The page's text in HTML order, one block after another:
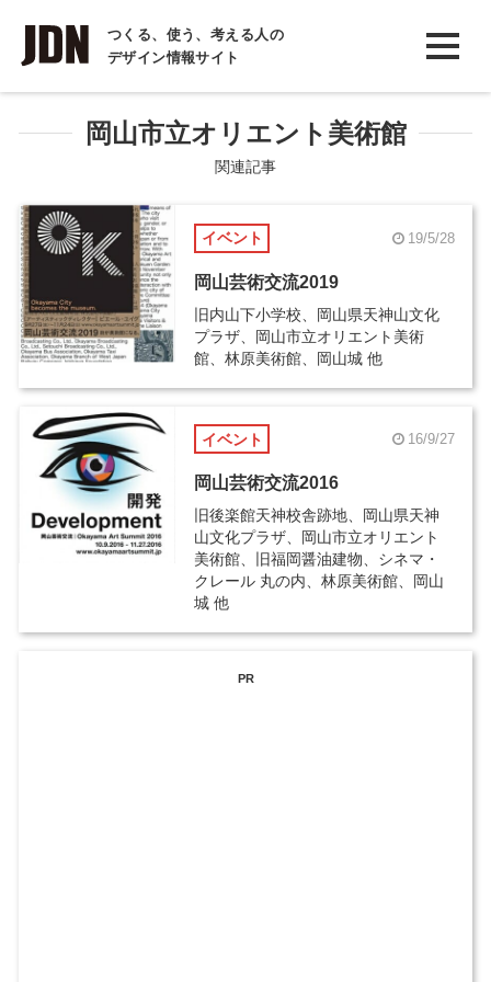
つくる、使う、考える人の
デザイン情報サイト
INTERVIEW
インタビュー
REPORT
COLUMN
コラム
岡山市立オリエント美術館
関連記事
イベント 19/5/28
岡山芸術交流2019
旧内山下小学校、岡山県天神山文化
プラザ、岡山市立オリエント美術
館、林原美術館、岡山城 他
イベント 16/9/27
岡山芸術交流2016
旧後楽館天神校舎跡地、岡山県天神
山文化プラザ、岡山市立オリエント
美術館、旧福岡醤油建物、シネマ・
クレール 丸の内、林原美術館、岡山
城 他
PR